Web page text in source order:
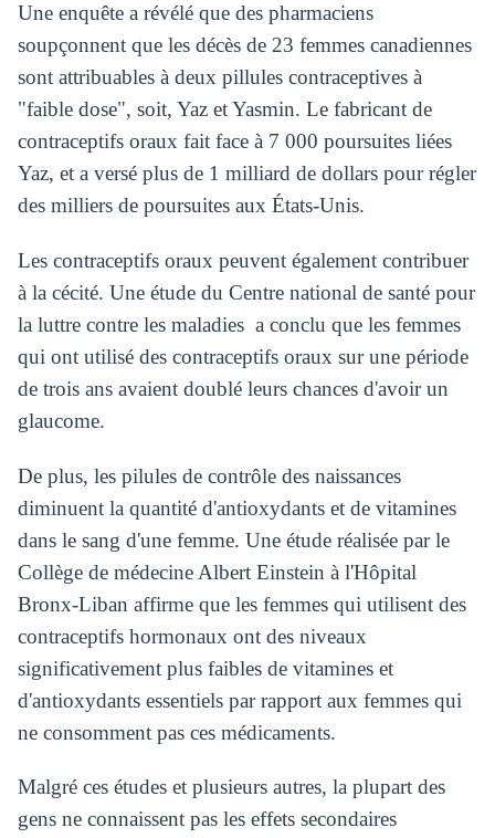
Une enquête a révélé que des pharmaciens
soupçonnent que les décès de 23 femmes canadiennes
sont attribuables à deux pillules contraceptives à
"faible dose", soit, Yaz et Yasmin. Le fabricant de
contraceptifs oraux fait face à 7 000 poursuites liées
Yaz, et a versé plus de 1 milliard de dollars pour régler
des milliers de poursuites aux États-Unis.
Les contraceptifs oraux peuvent également contribuer
à la cécité. Une étude du Centre national de santé pour
la luttre contre les maladies a conclu que les femmes
qui ont utilisé des contraceptifs oraux sur une période
de trois ans avaient doublé leurs chances d'avoir un
glaucome.
De plus, les pilules de contrôle des naissances
diminuent la quantité d'antioxydants et de vitamines
dans le sang d'une femme. Une étude réalisée par le
Collège de médecine Albert Einstein à l'Hôpital
Bronx-Liban affirme que les femmes qui utilisent des
contraceptifs hormonaux ont des niveaux
significativement plus faibles de vitamines et
d'antioxydants essentiels par rapport aux femmes qui
ne consomment pas ces médicaments.
Malgré ces études et plusieurs autres, la plupart des
gens ne connaissent pas les effets secondaires